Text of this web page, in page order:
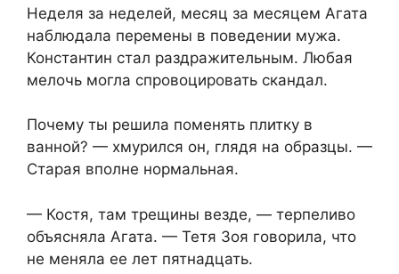
Неделя за неделей, месяц за месяцем Агата
наблюдала перемены в поведении мужа.
Константин стал раздражительным. Любая
мелочь могла спровоцировать скандал.
Почему ты решила поменять плитку в
ванной? — хмурился он, глядя на образцы. —
Старая вполне нормальная.
— Костя, там трещины везде, — терпеливо
объясняла Агата. — Тетя Зоя говорила, что
не меняла ее лет пятнадцать.